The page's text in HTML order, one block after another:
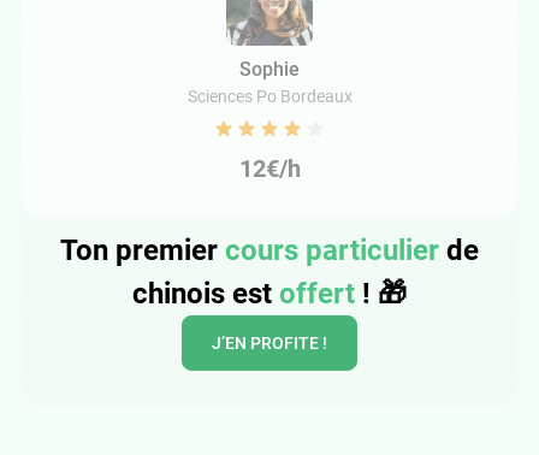
Sophie
Sciences Po Bordeaux
12€/h
Ton premier cours particulier de
chinois est offert ! 🎁
J’EN PROFITE !